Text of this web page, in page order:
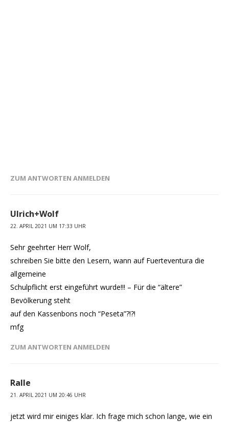
ZUM ANTWORTEN ANMELDEN
Ulrich+Wolf
22. APRIL 2021 UM 17:33 UHR
Sehr geehrter Herr Wolf,
schreiben Sie bitte den Lesern, wann auf Fuerteventura die
allgemeine
Schulpflicht erst eingeführt wurde!!! – Für die “ältere”
Bevölkerung steht
auf den Kassenbons noch “Peseta”?!?!
mfg
ZUM ANTWORTEN ANMELDEN
Ralle
21. APRIL 2021 UM 20:46 UHR
jetzt wird mir einiges klar. Ich frage mich schon lange, wie ein